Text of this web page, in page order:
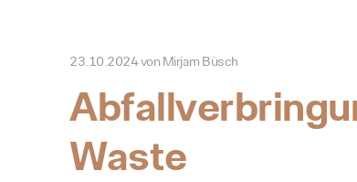
23.10.2024von Mirjam Büsch
Waste